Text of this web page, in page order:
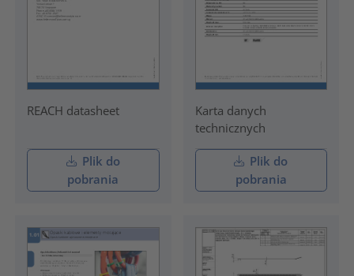
REACH datasheet
Plik do
pobrania
Karta danych
technicznych
Plik do
pobrania